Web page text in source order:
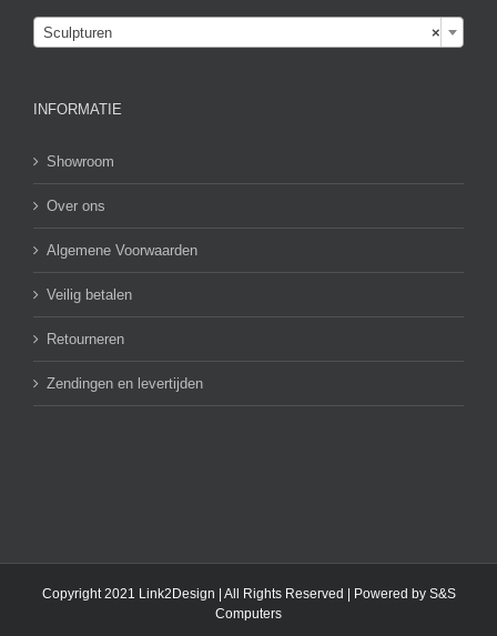
×
Sculpturen
INFORMATIE
Showroom
Over ons
Algemene Voorwaarden
Veilig betalen
Retourneren
Zendingen en levertijden
Copyright 2021 Link2Design | All Rights Reserved | Powered by S&S
Computers